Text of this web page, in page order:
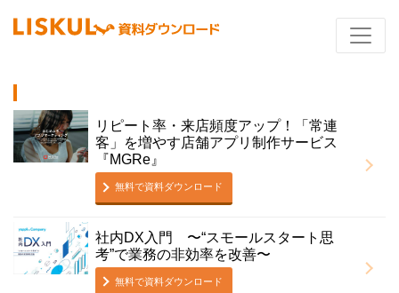
リピート率・来店頻度アップ！「常連
客」を増やす店舗アプリ制作サービス
『MGRe』
無料で資料ダウンロード
社内DX入門 〜“スモールスタート思
考”で業務の非効率を改善〜
無料で資料ダウンロード